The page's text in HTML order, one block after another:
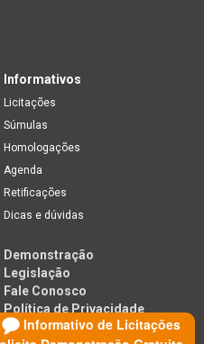
Informativo de Licitações
Informativos
Licitações
Súmulas
Homologações
Agenda
Retificações
Dicas e dúvidas
Demonstração
Legislação
Fale Conosco
Política de Privacidade